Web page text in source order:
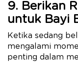
9. Berikan
untuk Bayi
Ketika sedang
mengalami
penting dalam